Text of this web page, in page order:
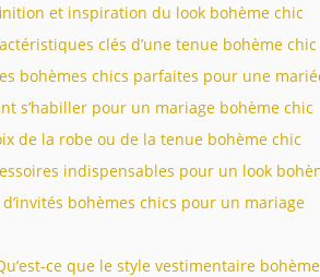
et inspiration du look bohème chic
clés d’une tenue bohème
bohèmes chics parfaites pour une
s’habiller pour un mariage bohème chic
de la robe ou de la tenue bohème chic
indispensables pour un look
bohèmes chics pour un mariage
ce que le style vestimentaire